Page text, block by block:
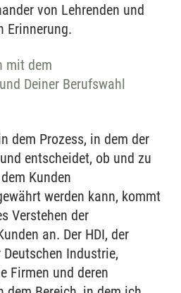
von Lehrenden und
Erinnerung.
mit dem
Deiner Berufswahl
dem Prozess, in dem der
entscheidet, ob und zu
Kunden
werden kann, kommt
Verstehen der
an. Der HDI, der
Industrie,
Firmen und deren